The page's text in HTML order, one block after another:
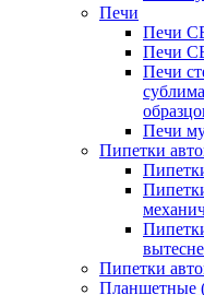
Печи
Печи
Печи
Печи
Печи
Пипетки
Пипетки
Планшетные